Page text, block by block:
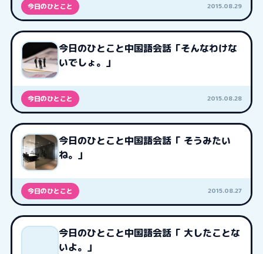
今日のひとこと 2015.08.29
今日のひとこと中国語会話「そんなわけな
いでしょ。」
今日のひとこと 2015.08.28
今日のひとこと中国語会話「 そうみたい
ね。」
今日のひとこと 2015.08.27
今日のひとこと中国語会話「 大したことな
いよ。」